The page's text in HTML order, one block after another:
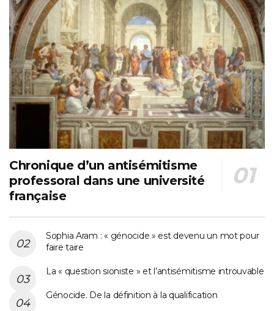
Chronique d’un antisémitisme
professoral dans une université
française
Sophia Aram : « génocide » est devenu un mot pour
faire taire
La « question sioniste » et l’antisémitisme introuvable
Génocide. De la définition à la qualification